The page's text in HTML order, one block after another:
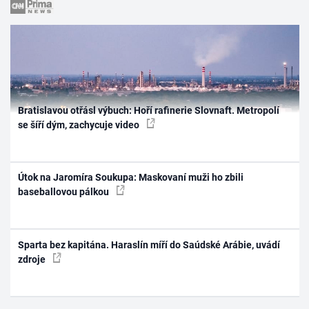
Bratislavou otřásl výbuch: Hoří rafinerie Slovnaft. Metropolí
se šíří dým, zachycuje video
Útok na Jaromíra Soukupa: Maskovaní muži ho zbili
baseballovou pálkou
Sparta bez kapitána. Haraslín míří do Saúdské Arábie, uvádí
zdroje